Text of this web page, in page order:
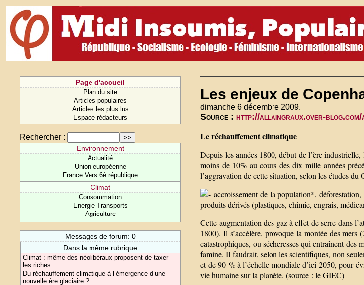
Page d'accueil
Plan du site
Articles populaires
Articles les plus lus
Espace rédacteurs
Rechercher :
Environnement
Actualité
Union européenne
France Vers 6è république
Climat
Consommation
Energie Transports
Agriculture
Messages de forum: 0
Dans la même rubrique
Climat : même des néolibéraux proposent de taxer
les riches
Du réchauffement climatique à l’émergence d’une
nouvelle ère glaciaire ?
Les enjeux de
dimanche 6 décembre 2009.
Source :http://allaingraux.over-
Le réchauffement climatique
Depuis les années 1800, début de l’ère
moins de 10% au cours des dix mille années
l’aggravation de cette situation, selon les études du
accroissement de la population*,
produits dérivés (plastiques, chimie, engrais,
Cette augmentation des gaz à effet de serre dans
1800). Il s’accélère, provoque la montée des
catastrophiques, ou sécheresses qui entraînent
famine. Il faudrait, selon les scientifiques, non
et de 90 % à l’échelle mondiale d’ici 2050, pour
vie humaine sur la planète. (source : le GIEC)